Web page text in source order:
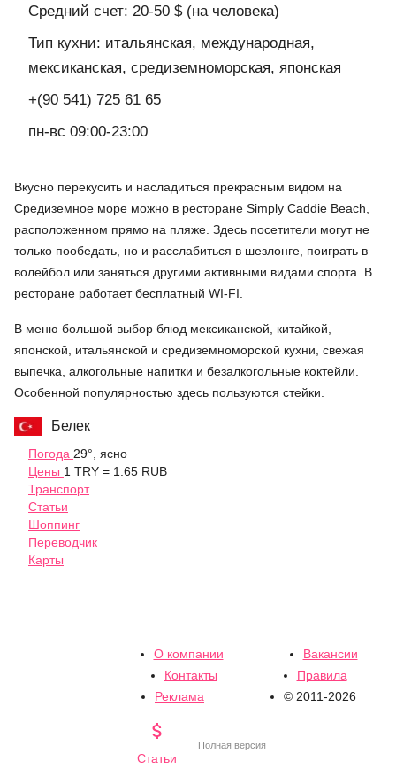
Средний счет: 20-50 $ (на человека)
Тип кухни: итальянская, международная,
мексиканская, средиземноморская, японская
+(90 541) 725 61 65
пн-вс 09:00-23:00
Вкусно перекусить и насладиться прекрасным видом на
Средиземное море можно в ресторане Simply Caddie Beach,
расположенном прямо на пляже. Здесь посетители могут не
только пообедать, но и расслабиться в шезлонге, поиграть в
волейбол или заняться другими активными видами спорта. В
ресторане работает бесплатный WI-FI.
В меню большой выбор блюд мексиканской, китайкой,
японской, итальянской и средиземноморской кухни, свежая
выпечка, алкогольные напитки и безалкогольные коктейли.
Особенной популярностью здесь пользуются стейки.
Белек
Погода 29°, ясно
Цены 1 TRY = 1.65 RUB
Транспорт
Статьи
Шоппинг
Переводчик
Карты
О компании
Вакансии
Контакты
Правила
Реклама
© 2011-2026

Статьи
Полная версия